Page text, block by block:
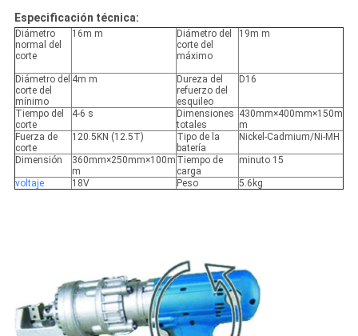
Especificación técnica:
Diámetro
normal del
corte
16m m
Diámetro del
corte del
máximo
19m m
Diámetro del
corte del
mínimo
4m m
Dureza del
refuerzo del
esquileo
D16
Tiempo del
corte
4-6 s
Dimensiones
totales
430mm×400mm×150m
m
Fuerza de
corte
120.5KN (12.5T)
Tipo de la
batería
Nickel-Cadmium/Ni-MH
Dimensión
360mm×250mm×100m
m
Tiempo de
carga
minuto 15
voltaje 18V Peso 5.6kg